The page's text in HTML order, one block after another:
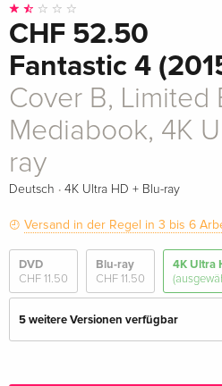
CHF 52.50
Fantastic 4
Cover B, Limited
Mediabook, 4K
ray
Deutsch · 4K Ultra HD + Blu-ray
Versand in der Regel in 3 bis 6
DVD
CHF 11.50
Blu-ray
CHF 11.50
4K Ultra
5 weitere Versionen verfügbar